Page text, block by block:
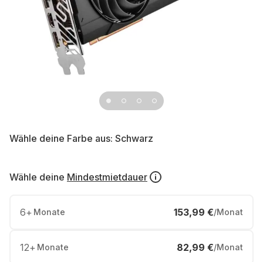
Wähle deine Farbe aus: Schwarz
Wähle deine Mindestmietdauer
6+ Monate 153,99 €/Monat
12+ Monate 82,99 €/Monat